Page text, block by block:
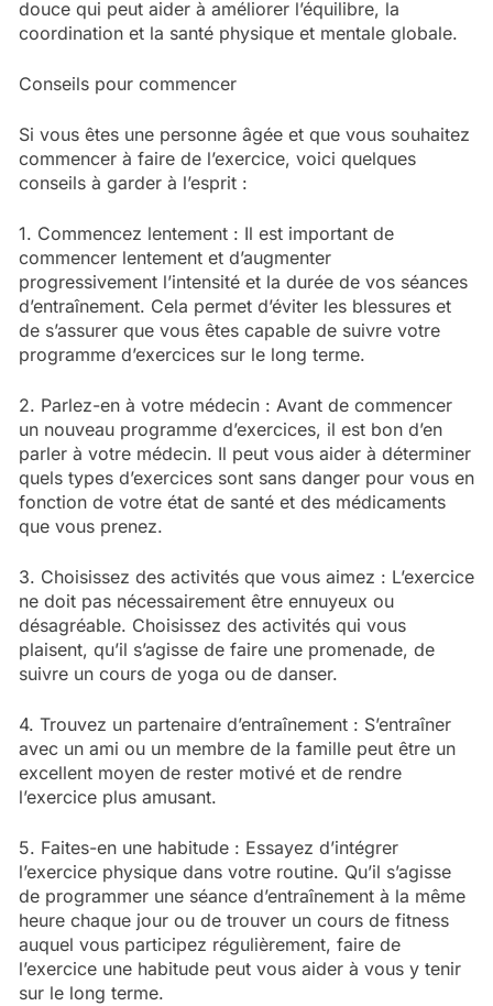
douce qui peut aider à améliorer l’équilibre, la
coordination et la santé physique et mentale globale.
Conseils pour commencer
Si vous êtes une personne âgée et que vous souhaitez
commencer à faire de l’exercice, voici quelques
conseils à garder à l’esprit :
1. Commencez lentement : Il est important de
commencer lentement et d’augmenter
progressivement l’intensité et la durée de vos séances
d’entraînement. Cela permet d’éviter les blessures et
de s’assurer que vous êtes capable de suivre votre
programme d’exercices sur le long terme.
2. Parlez-en à votre médecin : Avant de commencer
un nouveau programme d’exercices, il est bon d’en
parler à votre médecin. Il peut vous aider à déterminer
quels types d’exercices sont sans danger pour vous en
fonction de votre état de santé et des médicaments
que vous prenez.
3. Choisissez des activités que vous aimez : L’exercice
ne doit pas nécessairement être ennuyeux ou
désagréable. Choisissez des activités qui vous
plaisent, qu’il s’agisse de faire une promenade, de
suivre un cours de yoga ou de danser.
4. Trouvez un partenaire d’entraînement : S’entraîner
avec un ami ou un membre de la famille peut être un
excellent moyen de rester motivé et de rendre
l’exercice plus amusant.
5. Faites-en une habitude : Essayez d’intégrer
l’exercice physique dans votre routine. Qu’il s’agisse
de programmer une séance d’entraînement à la même
heure chaque jour ou de trouver un cours de fitness
auquel vous participez régulièrement, faire de
l’exercice une habitude peut vous aider à vous y tenir
sur le long terme.